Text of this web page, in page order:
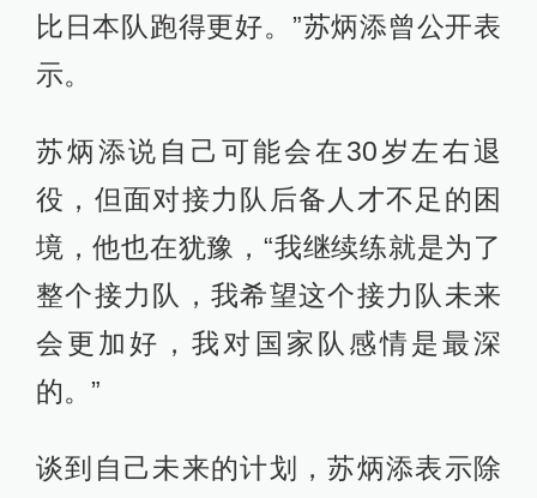
的。”
谈到自己未来的计划，苏炳添表示除
了备战全运会外，在明年的世锦赛上
打破男子4×100接力的亚洲纪录是他最
大的目标。
冒险换脚起跑最煎熬
张培萌曾对苏炳添的专注与自律大加